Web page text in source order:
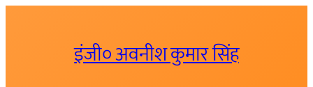
इंजी० अवनीश कुमार सिंह